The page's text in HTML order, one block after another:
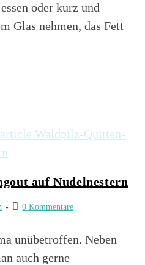
oder kurz und
Glas nehmen, das Fett
auf Nudelnestern
0 Kommentare
unübetroffen. Neben
auch gerne